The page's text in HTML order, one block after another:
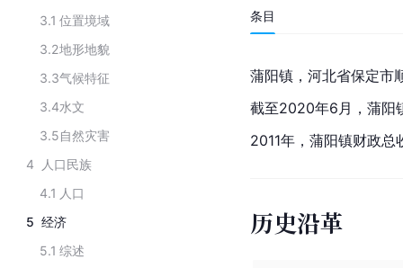
3.1 位置境域
3.2地形地貌
3.3气候特征
3.4水文
3.5自然灾害
4
人口民族
4.1 人口
5 经济
5.1 综述
条目
蒲阳镇， 河北省保定市
截至2020年6月， 蒲阳
2011年，蒲阳镇财政总
历史沿革